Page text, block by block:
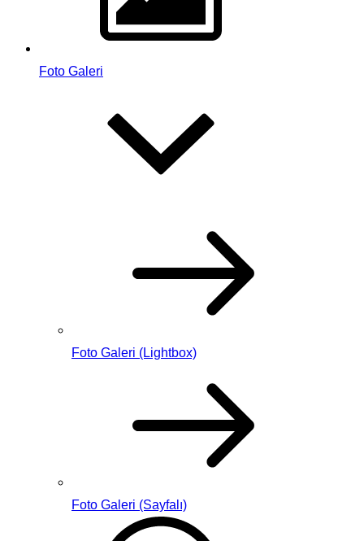
Foto Galeri
Foto Galeri (Lightbox)
Foto Galeri (Sayfalı)